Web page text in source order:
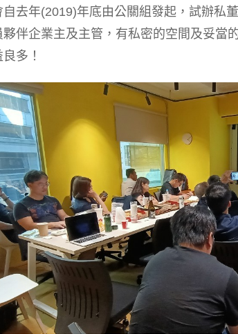
自去年(2019)年底由公關組發起，試辦私
伴企業主及主管，有私密的空間及妥當
多！